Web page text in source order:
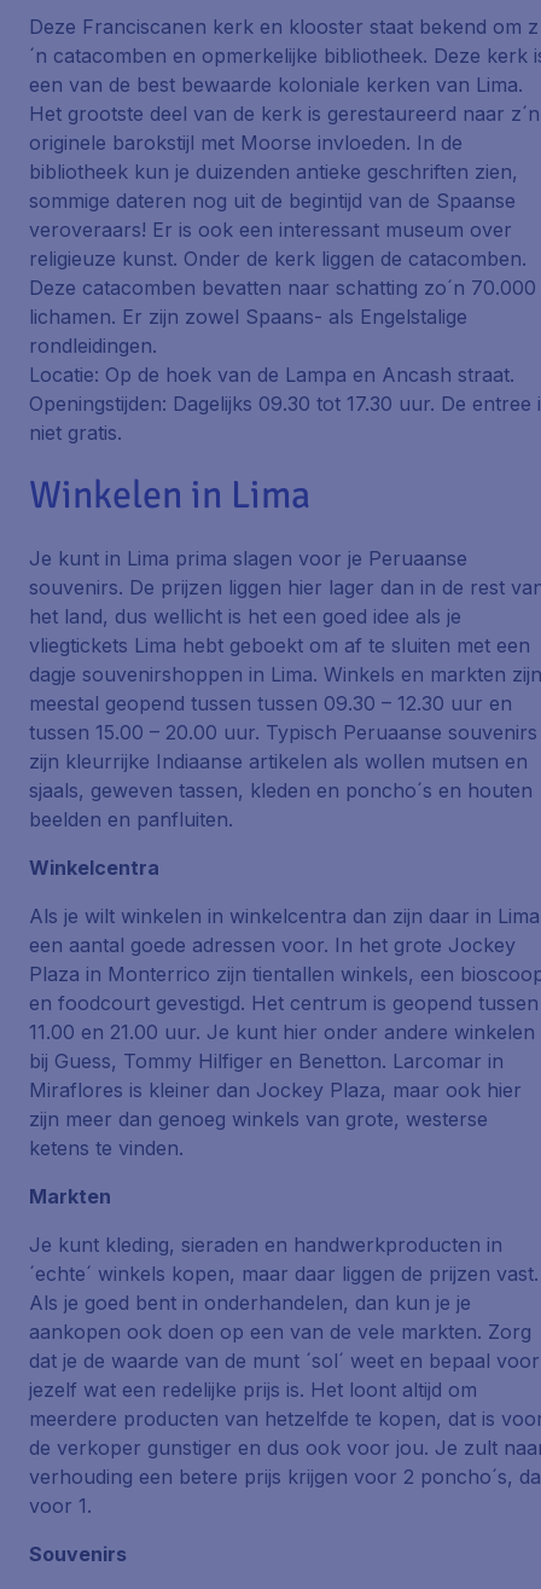
Deze Franciscanen kerk en klooster staat bekend om z
´n catacomben en opmerkelijke bibliotheek. Deze kerk
een van de best bewaarde koloniale kerken van Lima.
Het grootste deel van de kerk is gerestaureerd naar z´n
originele barokstijl met Moorse invloeden. In de
bibliotheek kun je duizenden antieke geschriften zien,
sommige dateren nog uit de begintijd van de Spaanse
veroveraars! Er is ook een interessant museum over
religieuze kunst. Onder de kerk liggen de catacomben.
Deze catacomben bevatten naar schatting zo´n 70.000
lichamen. Er zijn zowel Spaans- als Engelstalige
rondleidingen.
Locatie: Op de hoek van de Lampa en Ancash straat.
Openingstijden: Dagelijks 09.30 tot 17.30 uur. De entree
niet gratis.
Winkelen in Lima
Je kunt in Lima prima slagen voor je Peruaanse
souvenirs. De prijzen liggen hier lager dan in de rest
het land, dus wellicht is het een goed idee als je
vliegtickets Lima hebt geboekt om af te sluiten met een
dagje souvenirshoppen in Lima. Winkels en markten zijn
meestal geopend tussen tussen 09.30 – 12.30 uur en
tussen 15.00 – 20.00 uur. Typisch Peruaanse souvenirs
zijn kleurrijke Indiaanse artikelen als wollen mutsen en
sjaals, geweven tassen, kleden en poncho´s en houten
beelden en panfluiten.
Winkelcentra
Als je wilt winkelen in winkelcentra dan zijn daar in Lima
een aantal goede adressen voor. In het grote Jockey
Plaza in Monterrico zijn tientallen winkels, een
en foodcourt gevestigd. Het centrum is geopend tussen
11.00 en 21.00 uur. Je kunt hier onder andere winkelen
bij Guess, Tommy Hilfiger en Benetton. Larcomar in
Miraflores is kleiner dan Jockey Plaza, maar ook hier
zijn meer dan genoeg winkels van grote, westerse
ketens te vinden.
Markten
Je kunt kleding, sieraden en handwerkproducten in
´echte´ winkels kopen, maar daar liggen de prijzen vast.
Als je goed bent in onderhandelen, dan kun je je
aankopen ook doen op een van de vele markten. Zorg
dat je de waarde van de munt ´sol´ weet en bepaal voor
jezelf wat een redelijke prijs is. Het loont altijd om
meerdere producten van hetzelfde te kopen, dat is
de verkoper gunstiger en dus ook voor jou. Je zult
verhouding een betere prijs krijgen voor 2 poncho´s,
voor 1.
Souvenirs